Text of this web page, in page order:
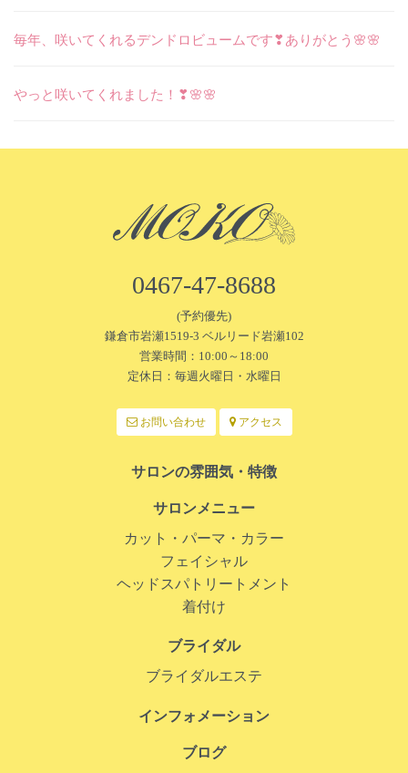
毎年、咲いてくれるデンドロビュームです❣ありがとう🌸🌸
やっと咲いてくれました！❣🌸🌸
0467-47-8688
(予約優先)
鎌倉市岩瀬1519-3 ベルリード岩瀬102
営業時間：10:00～18:00
定休日：毎週火曜日・水曜日
お問い合わせ アクセス
サロンの雰囲気・特徴
サロンメニュー
カット・パーマ・カラー
フェイシャル
ヘッドスパトリートメント
着付け
ブライダル
ブライダルエステ
インフォメーション
ブログ